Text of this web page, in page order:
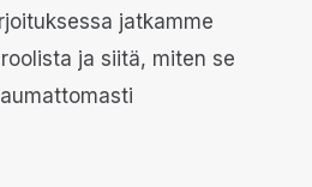
jatkamme
ja siitä, miten se